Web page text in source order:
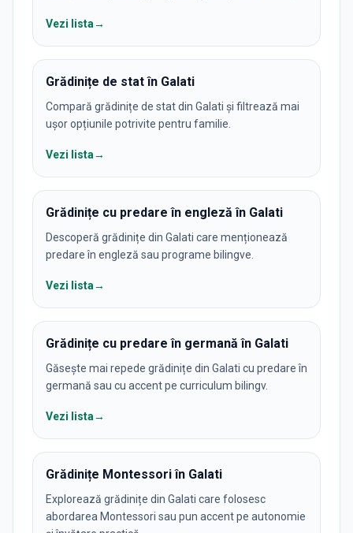
Vezi lista→
Grădinițe de stat în Galati
Compară grădinițe de stat din Galati și filtrează mai
ușor opțiunile potrivite pentru familie.
Vezi lista→
Grădinițe cu predare în engleză în Galati
Descoperă grădinițe din Galati care menționează
predare în engleză sau programe bilingve.
Vezi lista→
Grădinițe cu predare în germană în Galati
Găsește mai repede grădinițe din Galati cu predare în
germană sau cu accent pe curriculum bilingv.
Vezi lista→
Grădinițe Montessori în Galati
Explorează grădinițe din Galati care folosesc
abordarea Montessori sau pun accent pe autonomie